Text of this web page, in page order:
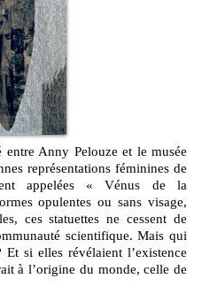
représentations féminines de
appelées « Vénus de la
opulentes ou sans visage,
ces statuettes ne cessent de
scientifique. Mais qui
si elles révélaient l’existence
à l’origine du monde, celle de